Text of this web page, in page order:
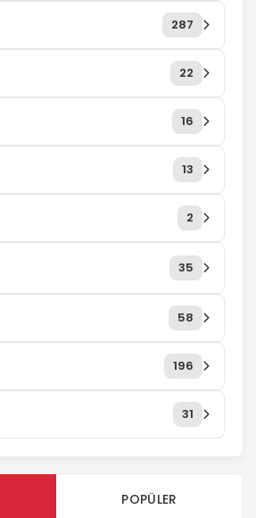
287
22
16
13
2
35
58
196
31
POPÜLER